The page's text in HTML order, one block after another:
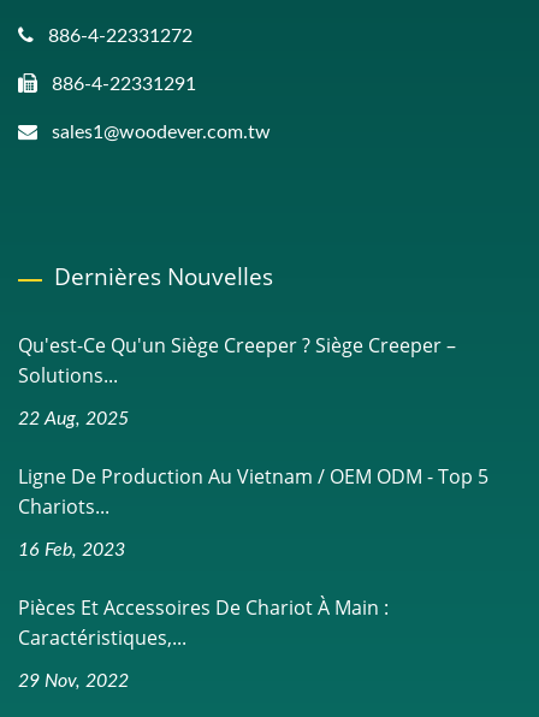
886-4-22331272
886-4-22331291
sales1@woodever.com.tw
Dernières Nouvelles
Qu'est-Ce Qu'un Siège Creeper ? Siège Creeper –
Solutions...
22 Aug, 2025
Ligne De Production Au Vietnam / OEM ODM - Top 5
Chariots...
16 Feb, 2023
Pièces Et Accessoires De Chariot À Main :
Caractéristiques,...
29 Nov, 2022